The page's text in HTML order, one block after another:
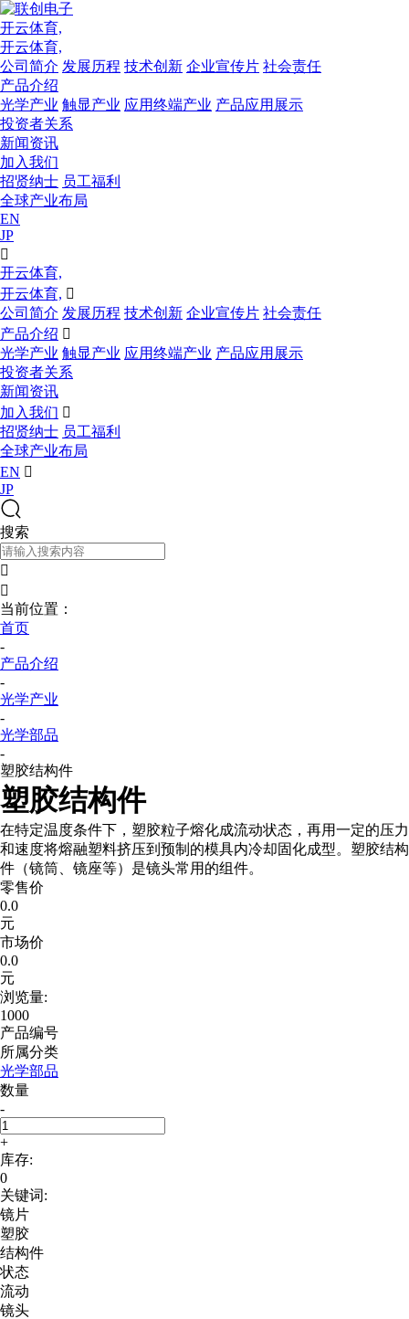
开云体育,
开云体育,
公司简介 发展历程 技术创新 企业宣传片 社会责任
产品介绍
光学产业 触显产业 应用终端产业 产品应用展示
投资者关系
新闻资讯
加入我们
招贤纳士 员工福利
全球产业布局
EN
JP

开云体育,
开云体育, 
公司简介 发展历程 技术创新 企业宣传片 社会责任
产品介绍 
光学产业 触显产业 应用终端产业 产品应用展示
投资者关系
新闻资讯
加入我们 
招贤纳士 员工福利
全球产业布局
EN 
JP
搜索


当前位置：
首页
-
产品介绍
-
光学产业
-
光学部品
-
塑胶结构件
塑胶结构件
在特定温度条件下，塑胶粒子熔化成流动状态，再用一定的压力
和速度将熔融塑料挤压到预制的模具内冷却固化成型。塑胶结构
件（镜筒、镜座等）是镜头常用的组件。
零售价
0.0
元
市场价
0.0
元
浏览量:
1000
产品编号
所属分类
光学部品
数量
-
+
库存:
0
关键词:
镜片
塑胶
结构件
状态
流动
镜头